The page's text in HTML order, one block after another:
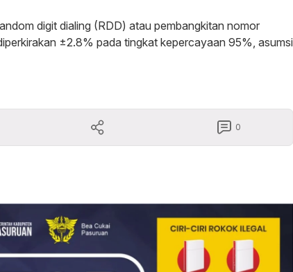
digit dialing (RDD) atau pembangkitan nomor
±2.8% pada tingkat kepercayaan 95%, asumsi
0